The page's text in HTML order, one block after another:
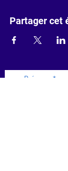
Partager cet
Prénom